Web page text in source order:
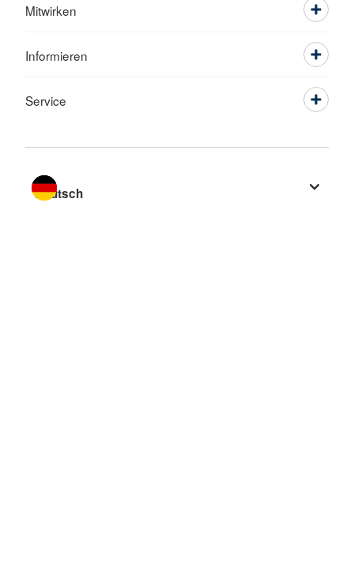
Mitwirken
Informieren
Service
Sprache wechseln zu